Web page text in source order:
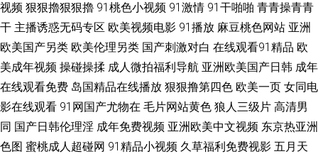
视频 狠狠擼狠狠擼 91桃色小视频 91激情 91干啪啪 青青操青青
干 主播诱惑无码专区 欧美视频电影 91播放 麻豆桃色网站 亚洲
欧美国产另类 欧美伦理另类 国产刺激对白 在线观看91精品 欧
美成年视频 操碰操揉 成人微拍福利导航 亚洲欧美国产日韩 成年
在线观看免费 岛国精品在线播放 狠狠撸第四色 欧美一页 女同电
影在线观看 91网国产尤物在 毛片网站黄色 狼人三级片 高清男
同 国产日韩伦理淫 成年免费视频 亚洲欧美中文视频 东京热亚洲
色图 蜜桃成人超碰网 91精品小视频 久草福利免费视影 五月天